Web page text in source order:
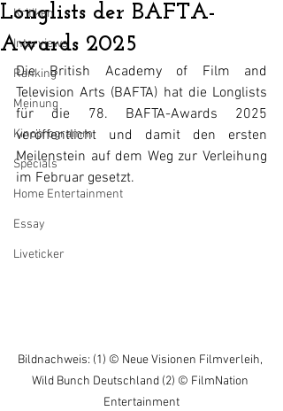
Kritiken
Interviews
Ranking
Meinung
Kinoprogramm
Specials
Home Entertainment
Essay
Liveticker
Longlists der BAFTA-
Awards 2025
Die British Academy of Film and
Television Arts (BAFTA) hat die Longlists
für die 78. BAFTA-Awards 2025
veröffentlicht und damit den ersten
Meilenstein auf dem Weg zur Verleihung
im Februar gesetzt.
Bildnachweis: (1) © Neue Visionen Filmverleih,
Wild Bunch Deutschland (2) © FilmNation
Entertainment